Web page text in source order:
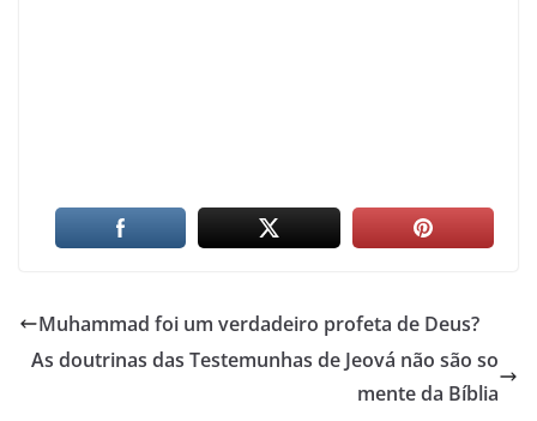
Muhammad foi um verdadeiro profeta de Deus?
As doutrinas das Testemunhas de Jeová não são so
mente da Bíblia